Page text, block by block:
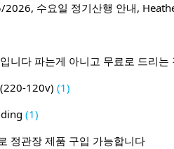
수요일 정기산행 안내,
니다 파는게 아니고 무료로 드리
120v) (1)
(1)
정관장 제품 구입 가능합니다